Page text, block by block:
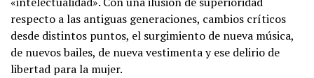
respecto a las antiguas generaciones, cambios críticos
desde distintos puntos, el surgimiento de nueva música,
de nuevos bailes, de nueva vestimenta y ese delirio de
libertad para la mujer.